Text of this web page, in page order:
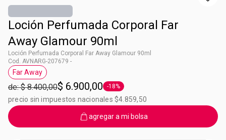
Loción Perfumada Corporal Far
Away Glamour 90ml
Loción Perfumada Corporal Far Away Glamour 90ml
Cod. AVNARG-207679 -
Etiqueta Far Away
Far Away
de: $ 8.400,00$ 6.900,00 Etiqueta -18%
-18%
precio sin impuestos nacionales $4.859,50
agregar a mi bolsa